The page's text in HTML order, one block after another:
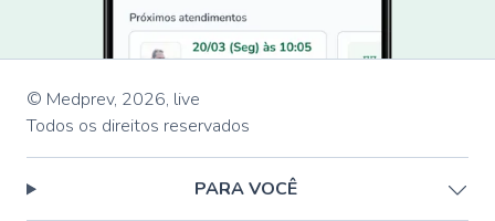
© Medprev, 2026, live
Todos os direitos reservados
PARA VOCÊ